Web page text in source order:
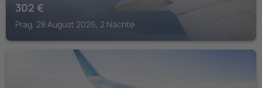
302 €
Prag, 28 August 2026, 2 Nächte